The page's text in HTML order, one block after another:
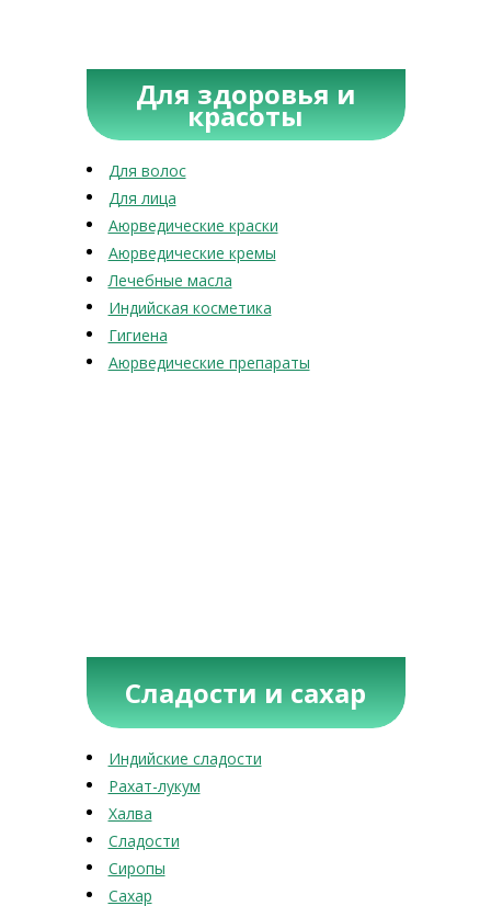
Для здоровья и
красоты
Для волос
Для лица
Аюрведические краски
Аюрведические кремы
Лечебные масла
Индийская косметика
Гигиена
Аюрведические препараты
Сладости и сахар
Индийские сладости
Рахат-лукум
Халва
Сладости
Сиропы
Сахар